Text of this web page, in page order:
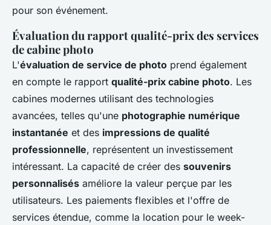
pour son événement.
Évaluation du rapport qualité-prix des services
de cabine photo
L'évaluation de service de photo prend également
en compte le rapport qualité-prix cabine photo. Les
cabines modernes utilisant des technologies
avancées, telles qu'une photographie numérique
instantanée et des impressions de qualité
professionnelle, représentent un investissement
intéressant. La capacité de créer des souvenirs
personnalisés améliore la valeur perçue par les
utilisateurs. Les paiements flexibles et l'offre de
services étendue, comme la location pour le week-